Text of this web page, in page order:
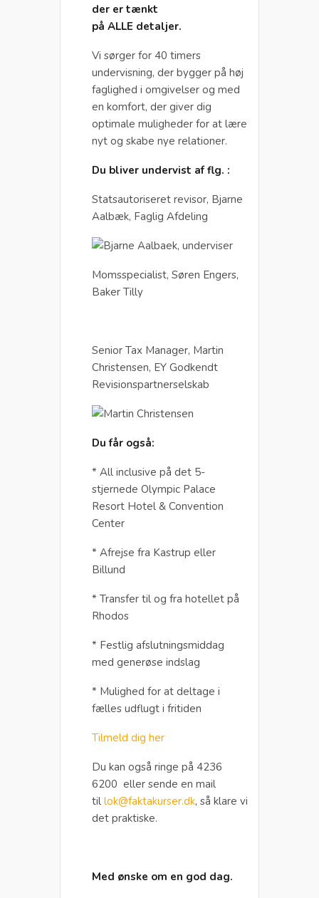
der er tænkt
på ALLE detaljer.
Vi sørger for 40 timers
undervisning, der bygger på høj
faglighed i omgivelser og med
en komfort, der giver dig
optimale muligheder for at lære
nyt og skabe nye relationer.
Du bliver undervist af flg. :
Statsautoriseret revisor, Bjarne
Aalbæk, Faglig Afdeling
Momsspecialist, Søren Engers,
Baker Tilly
Senior Tax Manager, Martin
Christensen, EY Godkendt
Revisionspartnerselskab
Du får også:
* All inclusive på det 5-
stjernede Olympic Palace
Resort Hotel & Convention
Center
* Afrejse fra Kastrup eller
Billund
* Transfer til og fra hotellet på
Rhodos
* Festlig afslutningsmiddag
med generøse indslag
* Mulighed for at deltage i
fælles udflugt i fritiden
Tilmeld dig her
Du kan også ringe på 4236
6200 eller sende en mail
til lok@faktakurser.dk, så klare vi
det praktiske.
Med ønske om en god dag.